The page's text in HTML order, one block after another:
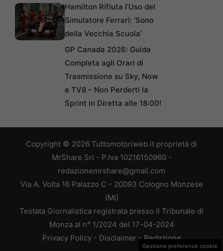
Hamilton Rifiuta l’Uso del
Simulatore Ferrari: ‘Sono
della Vecchia Scuola’
GP Canada 2026: Guida
Completa agli Orari di
Trasmissione su Sky, Now
e TV8 – Non Perderti la
Sprint in Diretta alle 18:00!
Copyright © 2026 Tuttomotoriweb.it proprietà di
MrShare Srl - P.Iva 10216150960 -
redazionemrshare@gmail.com
Via A. Volta 16 Palazzo C - 20093 Cologno Monzese
(MI)
Testata Giornalistica registrata presso il Tribunale di
Monza al n° 1/2024 del 17-04-2024
Privacy Policy- Disclaimer - Redazione
Gestione preferenze cookie